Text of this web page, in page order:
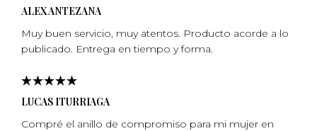
ALEX ANTEZANA
Muy buen servicio, muy atentos. Producto acorde a lo
publicado. Entrega en tiempo y forma.
LUCAS ITURRIAGA
Compré el anillo de compromiso para mi mujer en